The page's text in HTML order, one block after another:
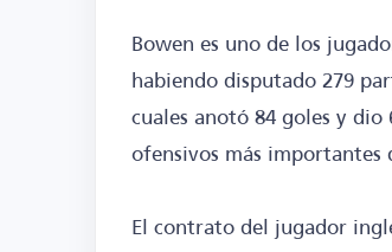
Bowen es uno de los
habiendo disputado 279
cuales anotó 84 goles y
ofensivos más
El contrato del jugador